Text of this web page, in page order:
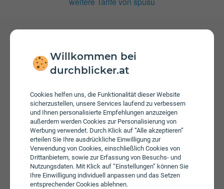
Willkommen bei
durchblicker.at
Cookies helfen uns, die Funktionalität dieser Website
sicherzustellen, unsere Services laufend zu verbessern
und Ihnen personalisierte Empfehlungen anzuzeigen
außerdem werden Cookies zur Personalisierung von
Werbung verwendet. Durch Klick auf “Alle akzeptieren”
erteilen Sie Ihre ausdrückliche Einwilligung zur
Verwendung von Cookies, einschließlich Cookies von
Drittanbietern, sowie zur Erfassung von Besuchs- und
Nutzungsdaten. Mit Klick auf “Einstellungen” können Sie
Ihre Einwilligung individuell anpassen und das Setzen
entsprechender Cookies ablehnen.
Gebühren
Nachdem das inkludierte Datenvolumen aufgebraucht ist
können Sie mit 64 Kbit/s weitersurfen. Es wird keine
Servicepauschale erhoben.
Datenstick